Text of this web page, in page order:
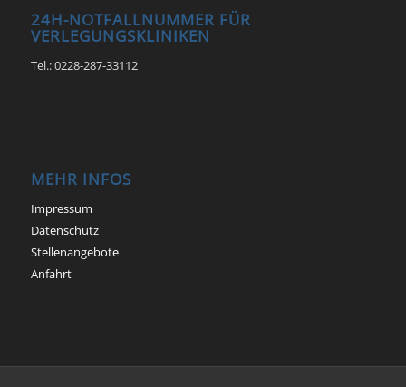
24H-NOTFALLNUMMER FÜR
VERLEGUNGSKLINIKEN
Tel.: 0228-287-33112
MEHR INFOS
Impressum
Datenschutz
Stellenangebote
Anfahrt